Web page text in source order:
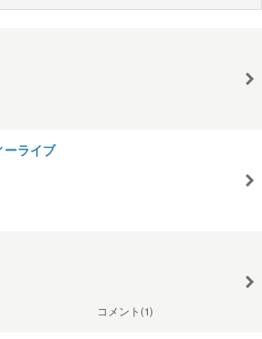
ーライブ
コメント(1)